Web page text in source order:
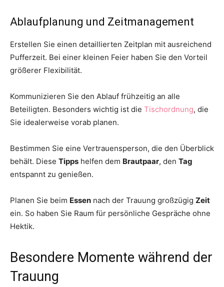
Ablaufplanung und Zeitmanagement
Erstellen Sie einen detaillierten Zeitplan mit ausreichend
Pufferzeit. Bei einer kleinen Feier haben Sie den Vorteil
größerer Flexibilität.
Kommunizieren Sie den Ablauf frühzeitig an alle
Beteiligten. Besonders wichtig ist die Tischordnung, die
Sie idealerweise vorab planen.
Bestimmen Sie eine Vertrauensperson, die den Überblick
behält. Diese Tipps helfen dem Brautpaar, den Tag
entspannt zu genießen.
Planen Sie beim Essen nach der Trauung großzügig Zeit
ein. So haben Sie Raum für persönliche Gespräche ohne
Hektik.
Besondere Momente während der
Trauung